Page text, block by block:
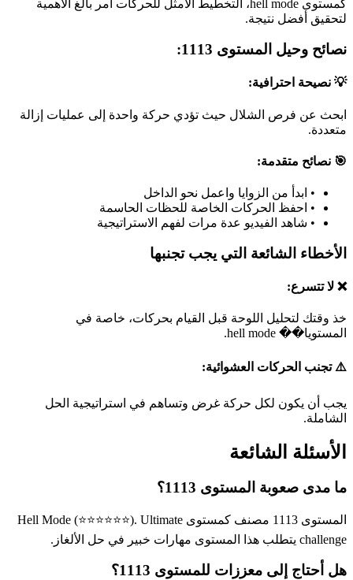
كمستوى hell mode، التخطيط الأمثل للحركات أمر بالغ الأهمية
لتحقيق أفضل نتيجة.
نصائح وحيل المستوى 1113:
💡 نصيحة احترافية:
ابحث عن فرص الشلال حيث تؤدي حركة واحدة إلى عمليات إزالة
متعددة.
🎯 نصائح متقدمة:
• ابدأ من الزوايا واعمل نحو الداخل
• احفظ الحركات الخاصة للحظات الحاسمة
• شاهد الفيديو عدة مرات لفهم الاستراتيجية
الأخطاء الشائعة التي يجب تجنبها
❌ لا تتسرع:
خذ وقتك لتحليل اللوحة قبل القيام بحركات، خاصة في
المستويا�� hell mode.
⚠️ تجنب الحركات العشوائية:
يجب أن يكون لكل حركة غرض وتساهم في استراتيجية الحل
الشاملة.
الأسئلة الشائعة
ما مدى صعوبة المستوى 1113؟
المستوى 1113 مصنف كمستوى Hell Mode (⭐⭐⭐⭐⭐⭐). Ultimate
challenge يتطلب هذا المستوى مهارات خبير في حل الألغاز.
هل أحتاج إلى معززات للمستوى 1113؟